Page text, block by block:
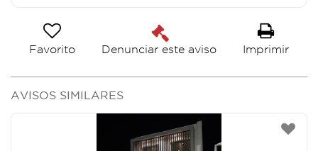
Favorito Denunciar este aviso Imprimir
AVISOS SIMILARES